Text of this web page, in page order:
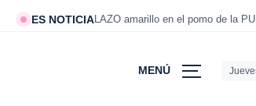
ES NOTICIALAZO amarillo en el pomo de la
MENÚ